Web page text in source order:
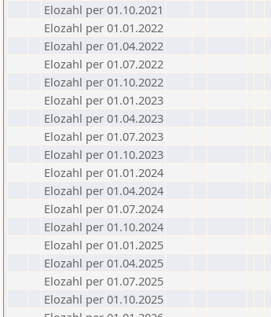
Elozahl per 01.10.2021
Elozahl per 01.01.2022
Elozahl per 01.04.2022
Elozahl per 01.07.2022
Elozahl per 01.10.2022
Elozahl per 01.01.2023
Elozahl per 01.04.2023
Elozahl per 01.07.2023
Elozahl per 01.10.2023
Elozahl per 01.01.2024
Elozahl per 01.04.2024
Elozahl per 01.07.2024
Elozahl per 01.10.2024
Elozahl per 01.01.2025
Elozahl per 01.04.2025
Elozahl per 01.07.2025
Elozahl per 01.10.2025